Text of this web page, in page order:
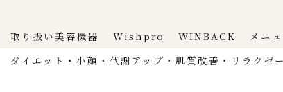
取り扱い美容機器 Wishpro WINBACK メニ
ダイエット・小顔・代謝アップ・肌質改善・リラクゼ